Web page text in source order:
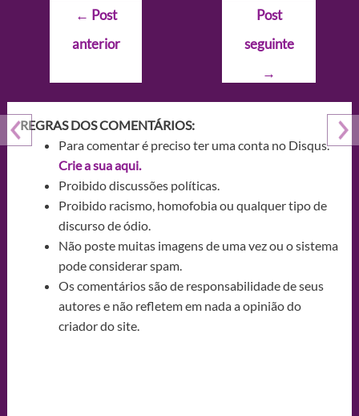
Navegação
Post
← Post
anterior
Post
seguinte
→
REGRAS DOS COMENTÁRIOS:
Para comentar é preciso ter uma conta no Disqus.
Crie a sua aqui.
Proibido discussões políticas.
Proibido racismo, homofobia ou qualquer tipo de
discurso de ódio.
Não poste muitas imagens de uma vez ou o sistema
pode considerar spam.
Os comentários são de responsabilidade de seus
autores e não refletem em nada a opinião do
criador do site.